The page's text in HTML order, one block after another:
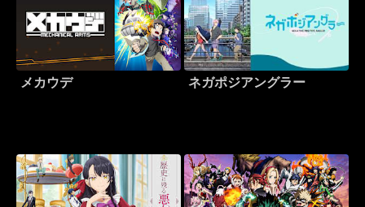
メカウデ ネガポジアングラー